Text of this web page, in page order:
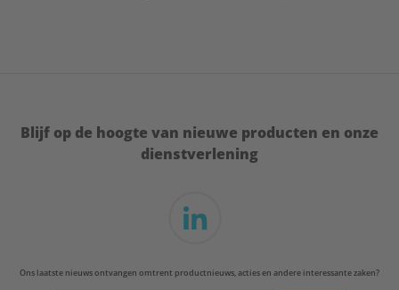
Blijf op de hoogte van nieuwe producten en onze
dienstverlening
Ons laatste nieuws ontvangen omtrent productnieuws, acties en andere interessante zaken?